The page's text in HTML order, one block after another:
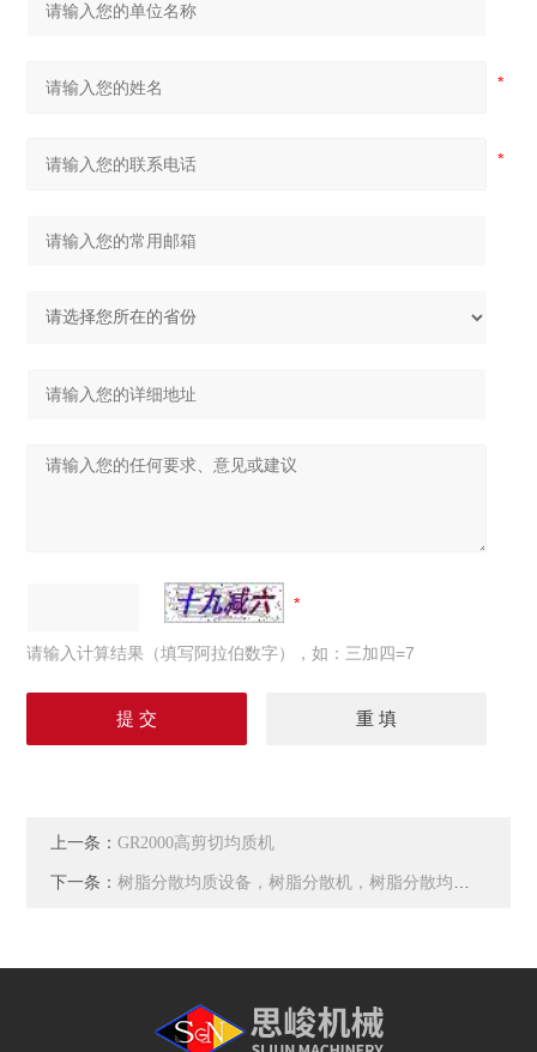
请输入计算结果（填写阿拉伯数字），如：三加四=7
上一条：GR2000高剪切均质机
下一条：树脂分散均质设备，树脂分散机，树脂分散均质机